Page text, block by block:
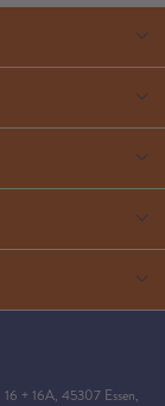
+ 16A, 45307 Essen,